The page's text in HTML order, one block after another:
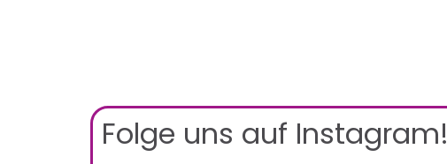
Folge uns auf Instagram!